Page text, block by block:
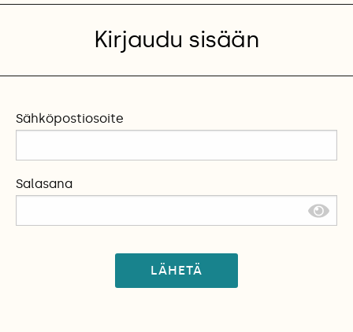
Kirjaudu sisään
Sähköpostiosoite
Salasana
LÄHETÄ